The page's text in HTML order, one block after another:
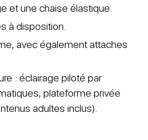
et une chaise élastique.
à disposition.
avec également attaches
: éclairage piloté par
plateforme privée
adultes inclus).